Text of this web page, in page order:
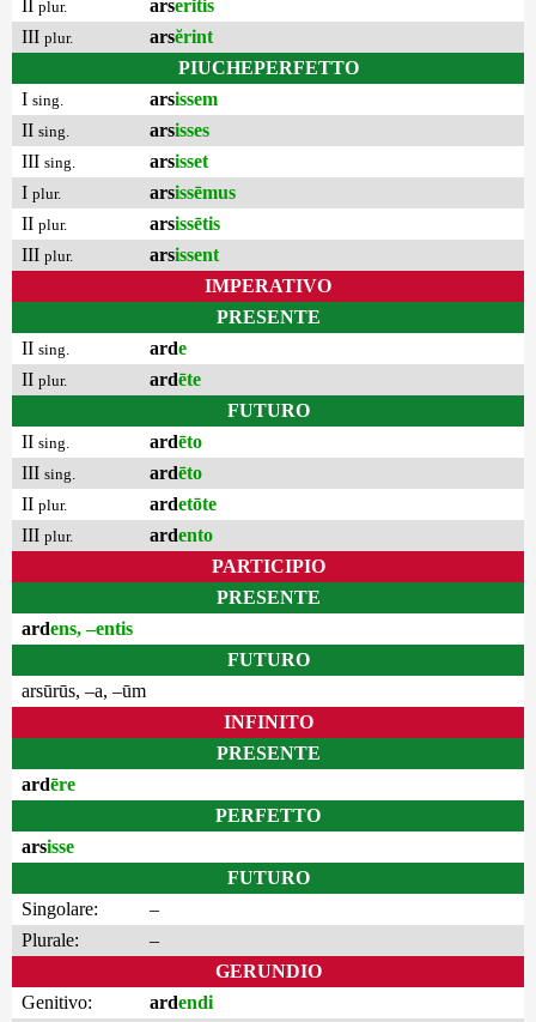
plur. arserĭtis
III plur. arsĕrint
PIUCHEPERFETTO
I sing. arsissem
II sing. arsisses
III sing. arsisset
I plur. arsissēmus
II plur. arsissētis
III plur. arsissent
IMPERATIVO
PRESENTE
II sing. arde
II plur. ardēte
FUTURO
II sing. ardēto
III sing. ardēto
II plur. ardetōte
III plur. ardento
PARTICIPIO
PRESENTE
ardens, –entis
FUTURO
arsūrūs, –a, –ūm
INFINITO
PRESENTE
ardēre
PERFETTO
arsisse
FUTURO
Singolare:
–
Plurale:
–
GERUNDIO
Genitivo:
ardendi